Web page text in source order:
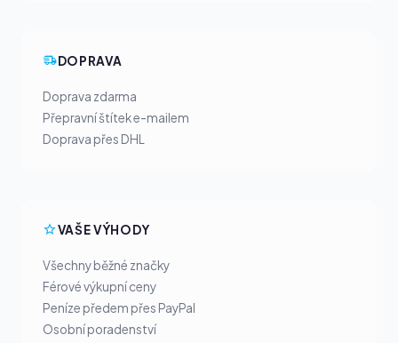
DOPRAVA
Doprava zdarma
Přepravní štítek e-mailem
Doprava přes DHL
VAŠE VÝHODY
Všechny běžné značky
Férové výkupní ceny
Peníze předem přes PayPal
Osobní poradenství